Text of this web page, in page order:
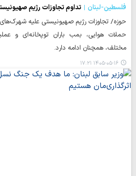
فلسطین-لبنان
تداوم تجاوزات رژیم
حوزه/ تجاوزات رژیم صهیونیستی علیه شهرک‌های
حملات هوایی، بمب باران توپخانه‌ای و
مختلف، همچنان ادامه دارد.
۱۴۰۵-۰۵-۱۶ ۱۷:۲۱